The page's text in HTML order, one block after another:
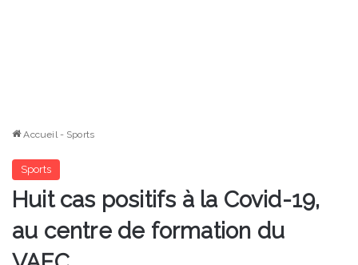
Accueil - Sports
Sports
Huit cas positifs à la Covid-19,
au centre de formation du